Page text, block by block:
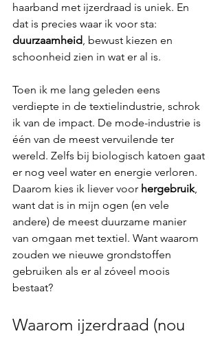
haarband met ijzerdraad is uniek. En
dat is precies waar ik voor sta:
duurzaamheid, bewust kiezen en
schoonheid zien in wat er al is.
Toen ik me lang geleden eens
verdiepte in de textielindustrie, schrok
ik van de impact. De mode-industrie is
één van de meest vervuilende ter
wereld. Zelfs bij biologisch katoen gaat
er nog veel water en energie verloren.
Daarom kies ik liever voor hergebruik,
want dat is in mijn ogen (en vele
andere) de meest duurzame manier
van omgaan met textiel. Want waarom
zouden we nieuwe grondstoffen
gebruiken als er al zóveel moois
bestaat?
Waarom ijzerdraad (nou